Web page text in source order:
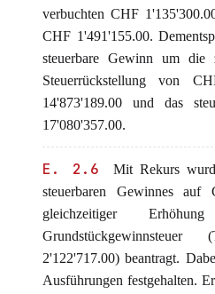
verbuchten CHF
CHF 1'491'155.00.
steuerbare Gewinn um die
Steuerrückstellung von
14'873'189.00 und das
17'080'357.00.
E. 2.6
Mit Rekurs
steuerbaren Gewinnes auf
gleichzeitiger
2'122'717.00) beantragt.
Ausführungen festgehalten.